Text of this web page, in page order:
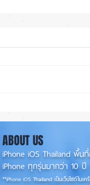
พร้อมแก้บั๊กชุดใหญ่ เตรี
พร้อมก่อนปล่อยเวอร์ชันเ
ABOUT US
iPhone iOS Thailand พื้น
iPhone ทุกรุ่นมากว่า 10
**iPhone iOS Thailand เป็นเว็บไซต์ใน